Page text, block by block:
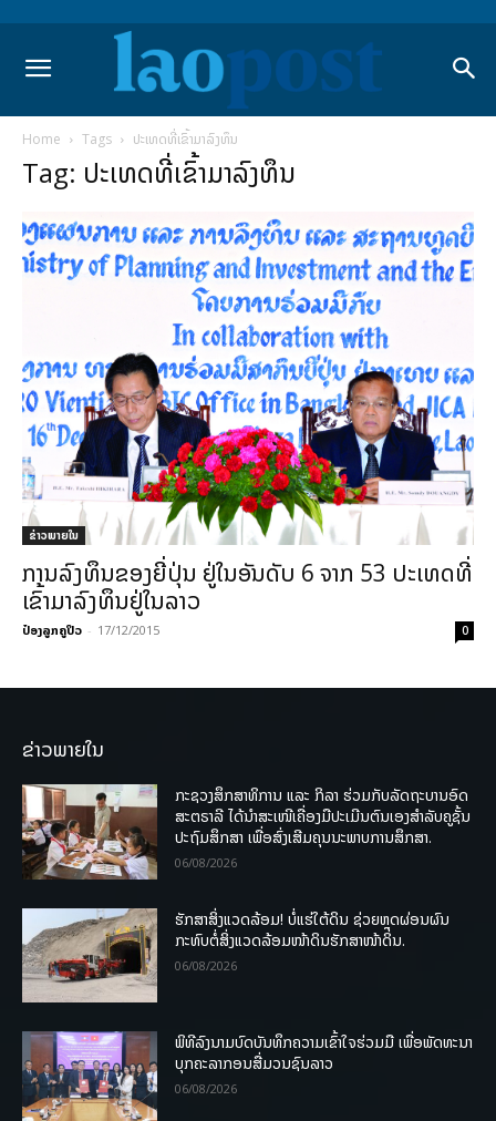
Home Tags ປະເທດທີ່ເຂົ້າມາລົງທຶນ
Tag: ປະເທດທີ່ເຂົ້າມາລົງທຶນ
ຂ່າວພາຍ​ໃນ
ການລົງທຶນຂອງຍີ່ປຸ່ນ ຢູ່ໃນອັນດັບ 6 ຈາກ 53 ປະເທດທີ່
ເຂົ້າມາລົງທຶນຢູ່ໃນລາວ
ປ໋ອງລູກຄູປິວ - 17/12/2015 0
ຂ່າວພາຍໃນ
ກະຊວງສຶກສາທິການ ແລະ ກິລາ ຮ່ວມກັບລັດຖະບານອົດ
ສະຕຣາລີ ໄດ້ນຳສະເໜີເຄື່ອງມືປະເມີນຕົນເອງສຳລັບຄູຊັ້ນ
ປະຖົມສຶກສາ ເພື່ອສົ່ງເສີມຄຸນນະພາບການສຶກສາ.
06/08/2026
ຮັກສາສິ່ງແວດລ້ອມ! ບໍ່ແຮ່ໃຕ້ດິນ ຊ່ວຍຫຼຸດຜ່ອນຜົນ
ກະທົບຕໍ່ສິ່ງແວດລ້ອມໜ້າດິນຮັກສາໜ້າດິນ.
06/08/2026
ພິທີລົງນາມບົດບັນທຶກຄວາມເຂົ້າໃຈຮ່ວມມື ເພື່ອພັດທະນາ
ບຸກຄະລາກອນສື່ມວນຊົນລາວ
06/08/2026